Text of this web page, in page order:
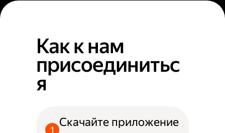
Как к нам
присоединитьс
я
Скачайте приложение